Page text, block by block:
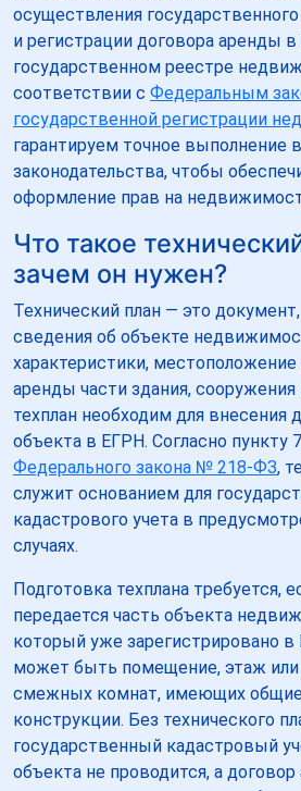
осуществления
и регистрации договора аренды
государственном реестре
соответствии с Федеральным
государственной регистрации
гарантируем точное выполнение
законодательства, чтобы
оформление прав на
Что такое
зачем он нужен?
Технический план — это
сведения об объекте
характеристики, местоположение
аренды части здания,
техплан необходим для внесения
объекта в ЕГРН. Согласно пункту
Федерального закона № 218-ФЗ,
служит основанием для
кадастрового учета в
случаях.
Подготовка техплана требуется,
передается часть объекта
который уже зарегистрировано
может быть помещение, этаж или
смежных комнат, имеющих
конструкции. Без технического
государственный кадастровый
объекта не проводится, а